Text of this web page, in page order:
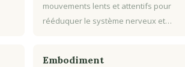
mouvements lents et attentifs pour
rééduquer le système nerveux et…
Embodiment